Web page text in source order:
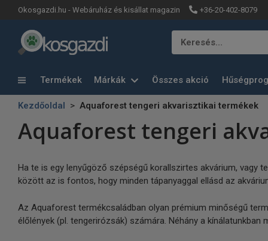
Okosgazdi.hu - Webáruház és kisállat magazin +36-20-402-8079
Keresés…
Termékek Márkák Összes akció
Kezdőoldal Aquaforest tengeri akvarisztikai termékek
Aquaforest tengeri
Ha te is egy lenyűgöző szépségű korallszirtes akvárium, vagy
között az is fontos, hogy minden tápanyaggal ellásd az
Az Aquaforest termékcsaládban olyan prémium minőségű
élőlények (pl. tengerirózsák) számára. Néhány a kínálatunkban